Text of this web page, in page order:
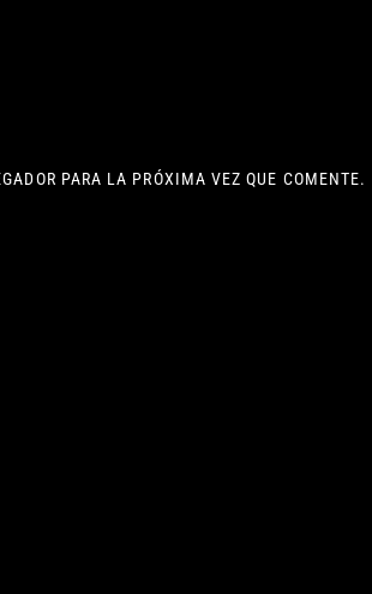
PARA LA PRÓXIMA VEZ QUE COMENTE.